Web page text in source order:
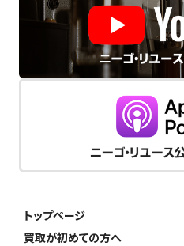
トップページ
買取が初めての方へ